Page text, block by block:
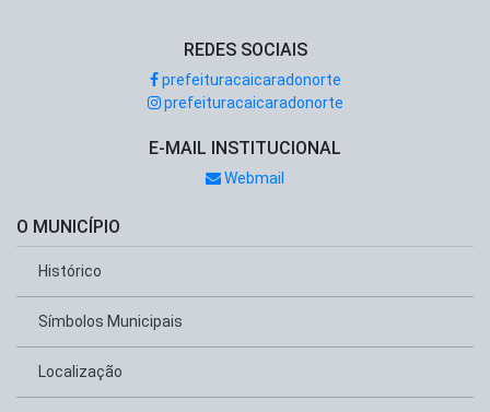
REDES SOCIAIS
prefeituracaicaradonorte
prefeituracaicaradonorte
E-MAIL INSTITUCIONAL
Webmail
O MUNICÍPIO
Histórico
Símbolos Municipais
Localização